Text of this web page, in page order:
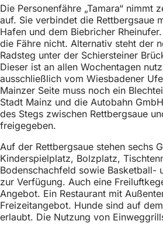
s
i
c
h
h
i
e
:
Die Personenfähre „Tamara“ nimmt
auf. Sie verbindet die Rettbergsaue
Hafen und dem Biebricher
die Fähre nicht. Alternativ steht der
Radsteg unter der Schiersteiner
Dieser ist an allen Wochentagen
ausschließlich vom Wiesbadener
Mainzer Seite muss noch ein
Stadt Mainz und die Autobahn
des Stegs zwischen Rettbergsaue
freigegeben.
Auf der Rettbergsaue stehen sechs
Kinderspielplatz, Bolzplatz,
Bodenschachfeld sowie Basketball-
zur Verfügung. Auch eine
Angebot. Ein Restaurant mit
Freizeitangebot. Hunde sind auf
erlaubt. Die Nutzung von